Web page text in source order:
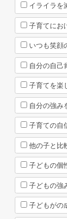
イライラを
子育てにお
いつも笑顔
自分の自己
子育てを楽
自分の強み
子育ての自
他の子と比
子どもの個
子どもの強
子どもがの